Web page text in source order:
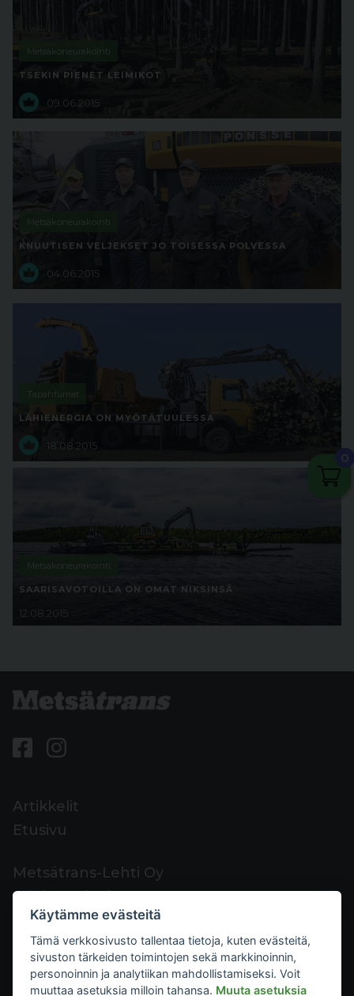
Metsäkoneurakointi
TSEKIN PIENET LEIMIKOT
09.06.2015
Metsäkoneurakointi
KNUUTISEN VELJEKSET JO TOISESSA POLVESSA
04.06.2015
Tapahtumat
LÄHIENERGIA ON MYÖTÄTUULESSA
18.08.2015
Metsäkoneurakointi
SAARISAVOTOILLA ON OMAT NIKSINSÄ
12.08.2015
Artikkelit
Etusivu
Metsätrans-Lehti Oy
Asiakaspalvelu
Yhteystiedot
Palaute
Mediakortti
Käytämme evästeitä
Tämä verkkosivusto tallentaa tietoja, kuten evästeitä,
sivuston tärkeiden toimintojen sekä markkinoinnin,
personoinnin ja analytiikan mahdollistamiseksi. Voit
muuttaa asetuksia milloin tahansa. Muuta asetuksia